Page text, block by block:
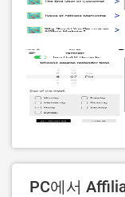
PC에서